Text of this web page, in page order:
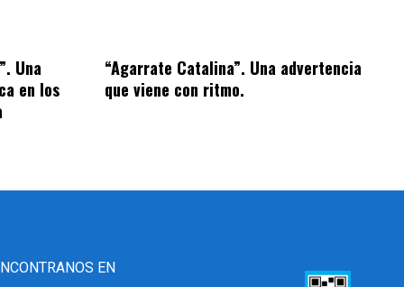
Una
en los
“Agarrate Catalina”. Una advertencia
que viene con ritmo.
EN